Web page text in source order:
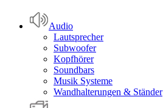
Audio
Lautsprecher
Subwoofer
Kopfhörer
Soundbars
Musik Systeme
Wandhalterungen & Ständer